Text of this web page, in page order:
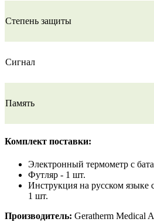
Степень защиты
Сигнал
Память
Комплект поставки:
Электронный термометр c
Футляр - 1 шт.
Инструкция на русском языке
1 шт.
Производитель: Geratherm Medical